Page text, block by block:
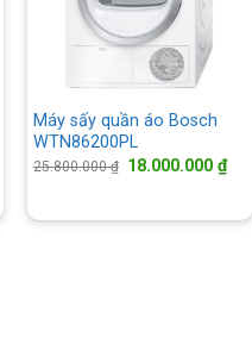
Máy sấy quần áo Bosch
WTN86200PL
25.800.000₫ Giá
18.000.000₫Giá
hiện